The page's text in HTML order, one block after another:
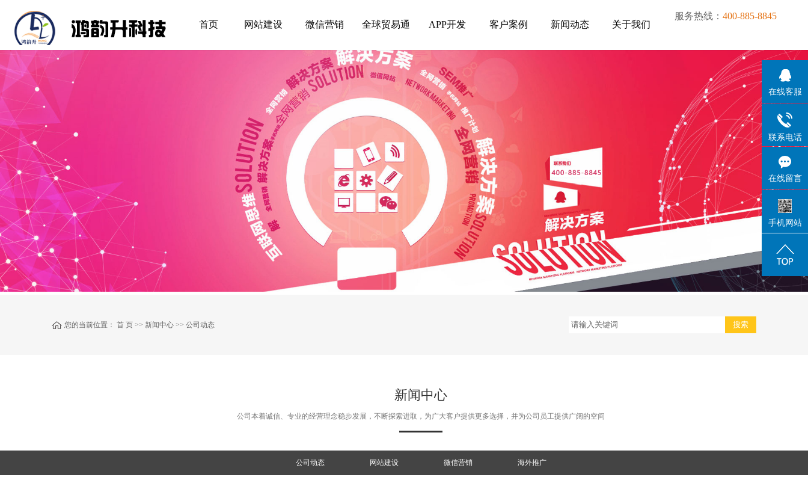
首页 网站建设 微信营销 全球贸易通 APP开发 客户案例 新闻动态 关于我们
服务热线： 400-885-8845
您的当前位置： 首 页 >> 新闻中心 >> 公司动态
新闻中心
公司本着诚信、专业的经营理念稳步发展，不断探索进取，为广大客户提供更多选择，并为公司员工提供广阔的空间
公司动态 网站建设 微信营销 海外推广
在线客服
联系电话
在线留言
手机网站